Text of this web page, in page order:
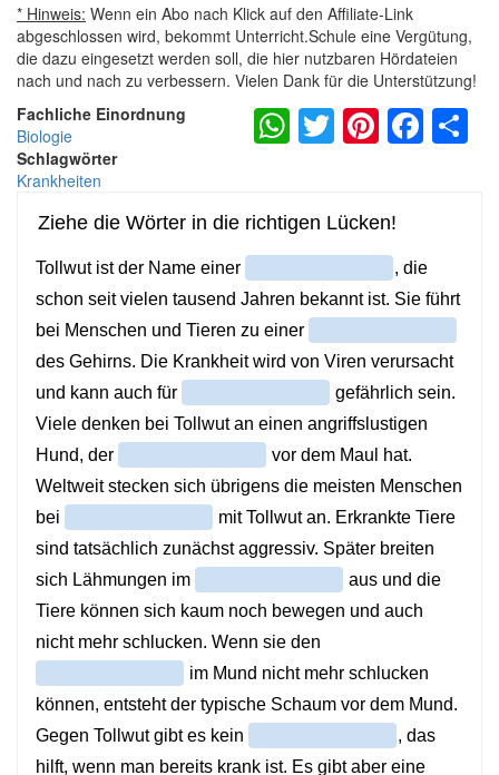
* Hinweis: Wenn ein Abo nach Klick auf den Affiliate-Link
abgeschlossen wird, bekommt Unterricht.Schule eine Vergütung,
die dazu eingesetzt werden soll, die hier nutzbaren Hördateien
nach und nach zu verbessern. Vielen Dank für die Unterstützung!
Fachliche Einordnung
Biologie
Schlagwörter
Krankheiten
WhatsApp
Twitter